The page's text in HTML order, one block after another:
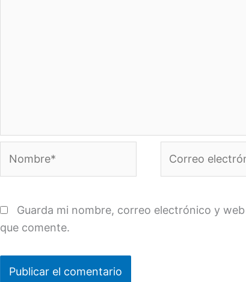
electrónico*
Guarda mi nombre, correo electrónico y
que comente.